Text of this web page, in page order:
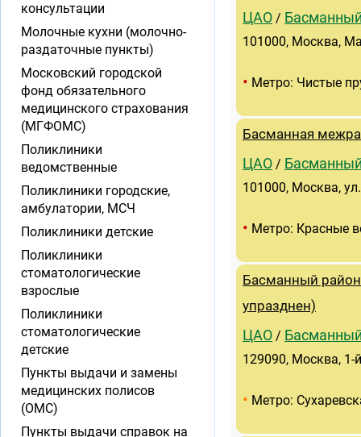
ЦАО /
101000, Москва,
• Метро: Чистые
Басманная
ЦАО /
101000, Москва,
• Метро: Красные
Басманный
упразднен)
ЦАО /
129090, Москва, 1-
• Метро:
консультации
Молочные кухни (молочно-
раздаточные пункты)
Московский городской
фонд обязательного
медицинского страхования
(МГФОМС)
Поликлиники
ведомственные
Поликлиники городские,
амбулатории, МСЧ
Поликлиники детские
Поликлиники
стоматологические
взрослые
Поликлиники
стоматологические
детские
Пункты выдачи и замены
медицинских полисов
(ОМС)
Пункты выдачи справок на